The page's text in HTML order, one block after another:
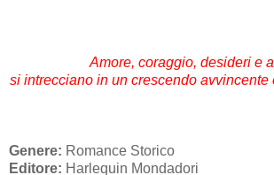
Amore, coraggio, desideri e
si intrecciano in un crescendo avvincente
Genere: Romance Storico
Editore: Harlequin Mondadori